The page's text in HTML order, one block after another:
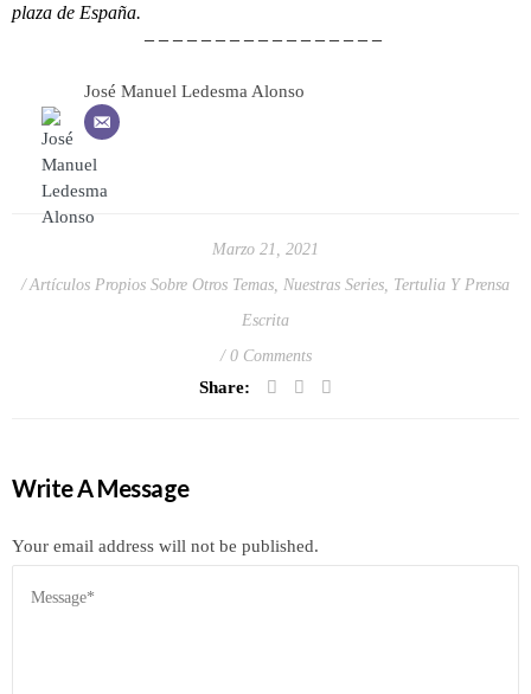
plaza de España.
– – – – – – – – – – – – – – – – –
José Manuel Ledesma Alonso
Marzo 21, 2021
Artículos Propios Sobre Otros Temas Nuestras Series Tertulia Y Prensa
Escrita
0 Comments
Share:
Write A Message
Your email address will not be published.